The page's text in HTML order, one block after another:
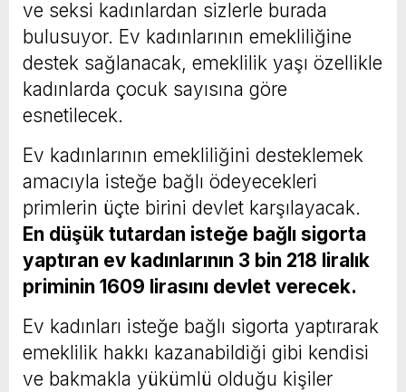
ve seksi kadınlardan sizlerle burada
bulusuyor. Ev kadınlarının emekliliğine
destek sağlanacak, emeklilik yaşı özellikle
kadınlarda çocuk sayısına göre
esnetilecek.
Ev kadınlarının emekliliğini desteklemek
amacıyla isteğe bağlı ödeyecekleri
primlerin üçte birini devlet karşılayacak.
En düşük tutardan isteğe bağlı sigorta
yaptıran ev kadınlarının 3 bin 218 liralık
priminin 1609 lirasını devlet verecek.
Ev kadınları isteğe bağlı sigorta yaptırarak
emeklilik hakkı kazanabildiği gibi kendisi
ve bakmakla yükümlü olduğu kişiler